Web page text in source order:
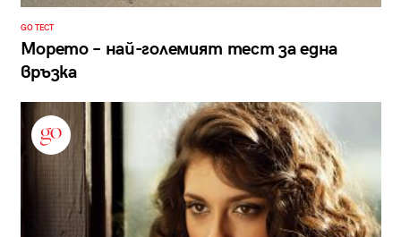
GO ТЕСТ
Морето – най-големият тест за една
връзка